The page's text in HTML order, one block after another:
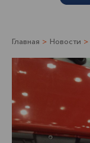
Главная > Новости >